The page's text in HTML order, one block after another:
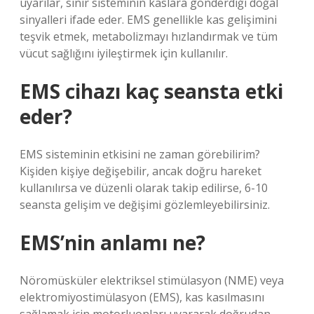
sinyalleri ifade eder. EMS genellikle kas gelişimini
teşvik etmek, metabolizmayı hızlandırmak ve tüm
vücut sağlığını iyileştirmek için kullanılır.
EMS cihazı kaç seansta etki
eder?
EMS sisteminin etkisini ne zaman görebilirim?
Kişiden kişiye değişebilir, ancak doğru hareket
kullanılırsa ve düzenli olarak takip edilirse, 6-10
seansta gelişim ve değişimi gözlemleyebilirsiniz.
EMS’nin anlamı ne?
Nöromüsküler elektriksel stimülasyon (NME) veya
elektromiyostimülasyon (EMS), kas kasılmasını